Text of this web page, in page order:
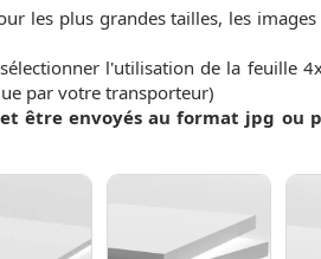
les plus grandes tailles, les
l'utilisation de la feuille
par votre transporteur)
être envoyés au format jpg ou